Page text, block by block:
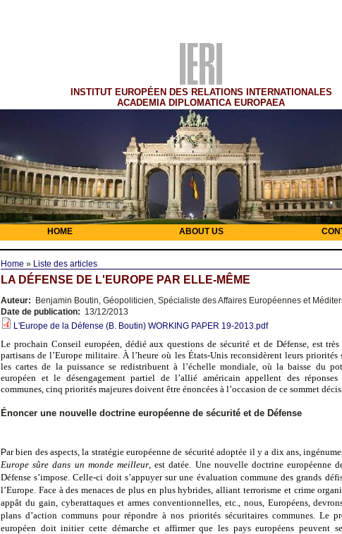
INSTITUT EUROPÉEN DES RELATIONS INTERNATIONALES
ACADEMIA DIPLOMATICA EUROPAEA
HOME ABOUT US
Home » Liste des articles
LA DÉFENSE DE L'EUROPE PAR ELLE-MÊME
Auteur: Benjamin Boutin, Géopoliticien, Spécialiste des Affaires Européennes et
Date de publication: 13/12/2013
L'Europe de la Défense (B. Boutin) WORKING PAPER 19-2013.pdf
Le prochain Conseil européen, dédié aux questions de sécurité et de Défense, est
partisans de l’Europe militaire. À l’heure où les États-Unis reconsidèrent leurs priorités
les cartes de la puissance se redistribuent à l’échelle mondiale, où la baisse du
européen et le désengagement partiel de l’allié américain appellent des réponses
communes, cinq priorités majeures doivent être énoncées à l’occasion de ce sommet
Énoncer une nouvelle doctrine européenne de sécurité et de Défense
Par bien des aspects, la stratégie européenne de sécurité adoptée il y a dix ans,
Europe sûre dans un monde meilleur , est datée. Une nouvelle doctrine européenne
Défense s’impose. Celle-ci doit s’appuyer sur une évaluation commune des grands
l’Europe. Face à des menaces de plus en plus hybrides, alliant terrorisme et crime
appât du gain, cyberattaques et armes conventionnelles, etc., nous, Européens,
plans d’action communs pour répondre à nos priorités sécuritaires communes. Le
européen doit initier cette démarche et affirmer que les pays européens peuvent